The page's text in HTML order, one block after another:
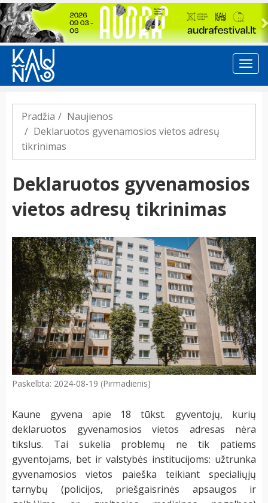
Previous
Pradžia
Naujienos
Deklaruotos gyvenamosios vietos adresų
tikrinimas
Deklaruotos gyvenamosios
vietos adresų tikrinimas
Paskelbta: 2024-08-19 (Pirmadienis)
Kaune gyvena apie 18 tūkst. gyventojų, kurių
deklaruotos gyvenamosios vietos adresas nėra
tikslus. Tai sukelia problemų ne tik patiems
gyventojams, bet ir valstybės institucijoms: užtrunka
gyvenamosios vietos paieška teikiant specialiųjų
tarnybų (policijos, priešgaisrinės apsaugos ir